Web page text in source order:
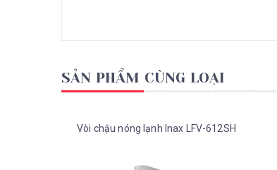
SẢN PHẨM CÙNG LOẠI
Vòi chậu nóng lạnh Inax LFV-612SH